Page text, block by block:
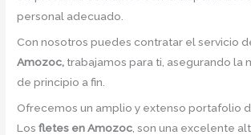
personal adecuado.
Con nosotros puedes contratar el servicio
Amozoc, trabajamos para ti, asegurando la
de principio a fin.
Ofrecemos un amplio y extenso portafolio
Losfletes en Amozoc , son una excelente